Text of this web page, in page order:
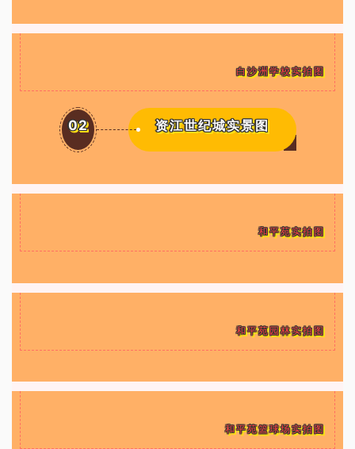
白沙洲学校实拍图
02 资江世纪城实景图
和平苑实拍图
和平苑园林实拍图
和平苑篮球场实拍图